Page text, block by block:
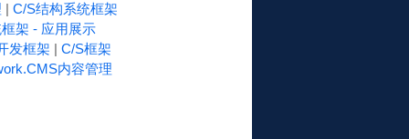
| C/S结构系统框架
架 - 应用展示
发框架 | C/S框架
内容管理